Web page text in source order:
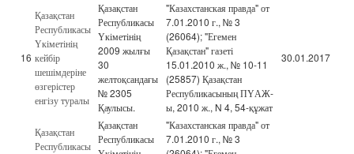
16
Қазақстан
Республикасы
Үкіметінің
кейбір
шешімдеріне
өзгерістер
енгізу туралы
Қазақстан
Республикасы
Үкіметінің
2009 жылғы
30
желтоқсандағы
№ 2305
Қаулысы.
"Казахстанская правда" от
7.01.2010 г., № 3
(26064); "Егемен
Қазақстан" газеті
15.01.2010 ж., № 10-11
(25857) Қазақстан
Республикасының ПҮАЖ-
ы, 2010 ж., N 4, 54-құжат
30.01.2017
Қазақстан
Республикасы
Қазақстан
Республикасы
"Казахстанская правда" от
7.01.2010 г., № 3